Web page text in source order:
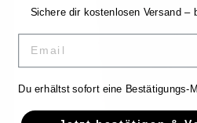
Sichere dir kostenlosen Versand –
Du erhältst sofort eine Bestätigungs-